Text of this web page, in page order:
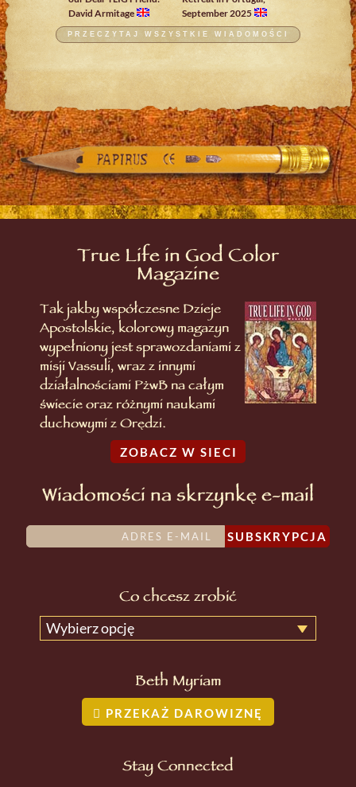
David Armitage
September 2025
PRZECZYTAJ WSZYSTKIE WIADOMOŚCI
True Life in God Color
Magazine
Tak jakby współczesne Dzieje
Apostolskie, kolorowy magazyn
wypełniony jest sprawozdaniami z
misji Vassuli, wraz z innymi
działalnościami PżwB na całym
świecie oraz różnymi naukami
duchowymi z Orędzi.
ZOBACZ W SIECI
Wiadomości na skrzynkę e-mail
SUBSKRYPCJA
Co chcesz zrobić
Wybierz opcję
Beth Myriam
PRZEKAŻ DAROWIZNĘ
Stay Connected